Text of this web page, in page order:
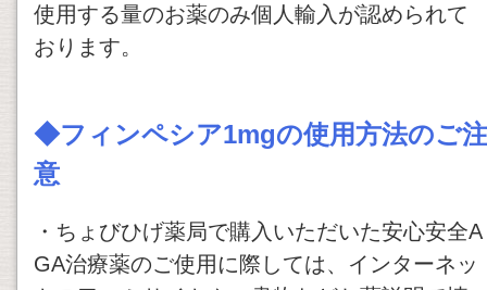
使用する量のお薬のみ個人輸入が認められて
おります。
◆フィンペシア1mgの使用方法のご注
意
・ちょびひげ薬局で購入いただいた安心安全A
GA治療薬のご使用に際しては、インターネッ